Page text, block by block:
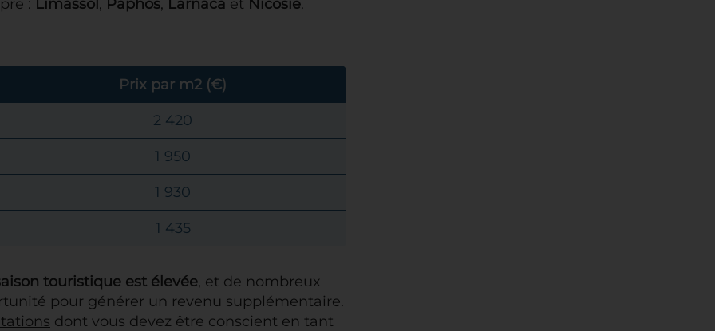
: Limassol, Paphos, Larnaca et Nicosie.
Prix par m2 (€)
2 420
1 950
1 930
1 435
touristique est élevée, et de nombreux
pour générer un revenu supplémentaire.
dont vous devez être conscient en tant